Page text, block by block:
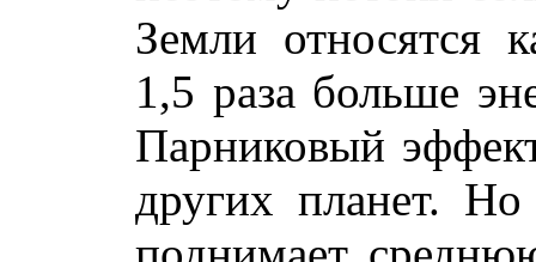
Земли относятся
1,5 раза больше
Парниковый
других планет.